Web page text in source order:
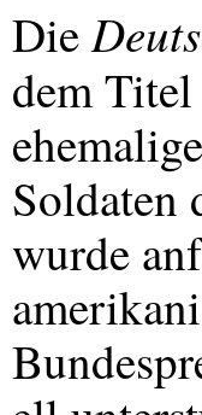
Die
dem
Soldaten
wurde